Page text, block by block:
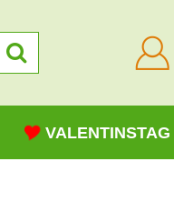
VALENTINSTAG